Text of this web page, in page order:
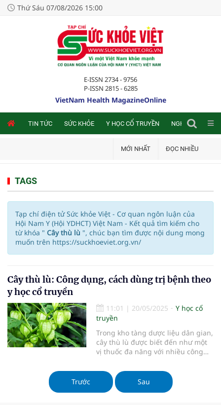
Thứ Sáu 07/08/2026 15:00
E-ISSN 2734 - 9756
P-ISSN 2815 - 6285
VietNam Health MagazineOnline
TIN TỨC SỨC KHỎE Y HỌC CỔ TRUYỀN NGHIÊN CỨU
MỚI NHẤT ĐỌC NHIỀU
TAGS
Tạp chí điện tử Sức khỏe Việt - Cơ quan ngôn luận của
Hội Nam Y (Hội YDHCT) Việt Nam - Kết quả tìm kiếm cho
từ khóa " Cây thù lù ", chúc bạn tìm được nội dung mong
muốn trên https://suckhoeviet.org.vn/
Cây thù lù: Công dụng, cách dùng trị bệnh theo
y học cổ truyền
11:01 | 20/05/2025
Y học cổ
truyền
Trong kho tàng dược liệu dân gian,
cây thù lù được biết đến như một
vị thuốc đa năng với nhiều công
truyền, loại cây này có tính mát, vị
đắng nhẹ, thường được dùng để
thanh nhiệt, giải độc, hỗ trợ điều
Trước Sau